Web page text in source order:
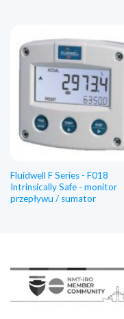
Fluidwell F Series - F018
Intrinsically Safe - monitor
przepływu / sumator